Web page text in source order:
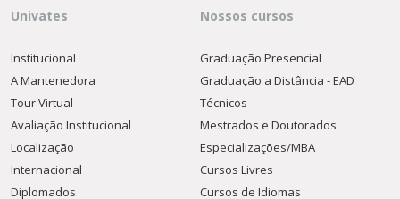
Univates
Institucional
A Mantenedora
Tour Virtual
Avaliação Institucional
Localização
Internacional
Diplomados
Nossos cursos
Graduação Presencial
Graduação a Distância - EAD
Técnicos
Mestrados e Doutorados
Especializações/MBA
Cursos Livres
Cursos de Idiomas